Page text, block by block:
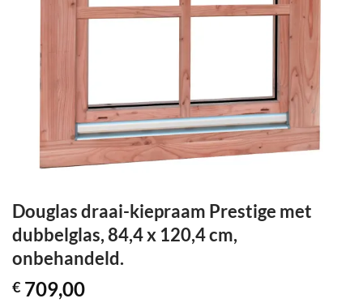
Douglas draai-kiepraam Prestige met
dubbelglas, 84,4 x 120,4 cm,
onbehandeld.
€ 709,00